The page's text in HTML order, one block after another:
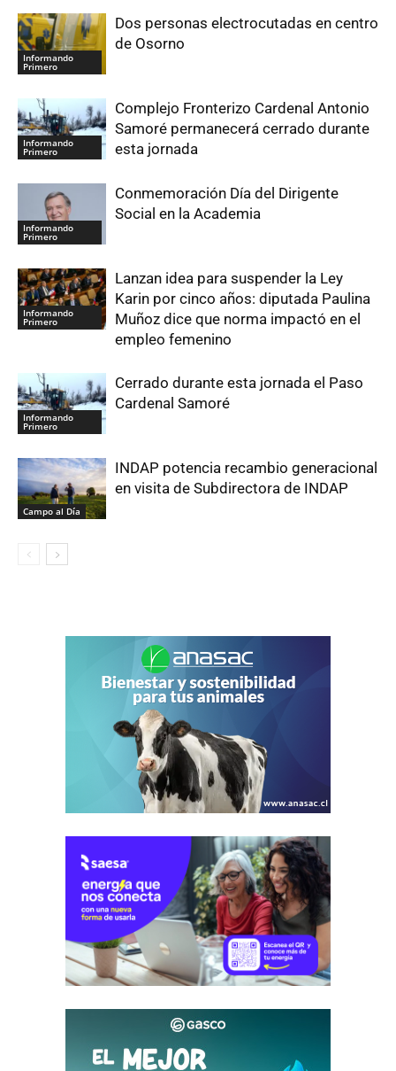
Informando
Primero
Dos personas electrocutadas en centro
de Osorno
Informando
Primero
Complejo Fronterizo Cardenal Antonio
Samoré permanecerá cerrado durante
esta jornada
Informando
Primero
Conmemoración Día del Dirigente
Social en la Academia
Informando
Primero
Lanzan idea para suspender la Ley
Karin por cinco años: diputada Paulina
Muñoz dice que norma impactó en el
empleo femenino
Informando
Primero
Cerrado durante esta jornada el Paso
Cardenal Samoré
Campo al Día
INDAP potencia recambio generacional
en visita de Subdirectora de INDAP